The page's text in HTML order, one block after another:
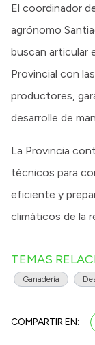
El coordinador
agrónomo
buscan articular
Provincial con
productores,
desarrolle de
La Provincia
técnicos para
eficiente y
climáticos de la
TEMAS
Ganadería
COMPARTIR EN: